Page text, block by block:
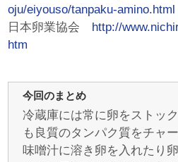
oju/eiyouso/tanpaku-amino.html
日本卵業協会 http://
htm
今回のまとめ
冷蔵庫には常に卵をストッ
も良質のタンパク質をチャ
味噌汁に溶き卵を入れたり